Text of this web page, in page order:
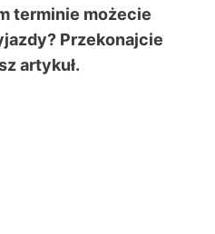
terminie możecie
Przekonajcie
artykuł.